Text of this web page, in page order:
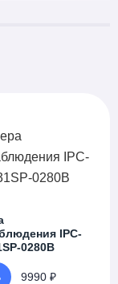
IPC-
0280B
9990 ₽